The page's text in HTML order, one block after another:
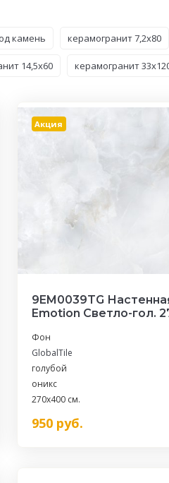
камень керамогранит 7,2x80
14,5x60 керамогранит
Акция
9EM0039TG
Emotion Светло-гол.
Фон
GlobalTile
голубой
оникс
270x400 см.
950руб.